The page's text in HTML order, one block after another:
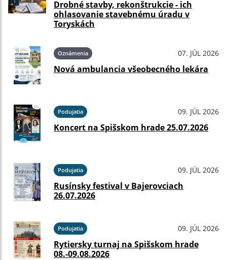
Drobné stavby, rekonštrukcie - ich
ohlasovanie stavebnému úradu v
Toryskách
Oznámenia 07. JÚL 2026
Nová ambulancia všeobecného lekára
Podujatia 09. JÚL 2026
Koncert na Spišskom hrade 25.07.2026
Podujatia 09. JÚL 2026
Rusínsky festival v Bajerovciach
26.07.2026
Podujatia 09. JÚL 2026
Rytiersky turnaj na Spišskom hrade
08.-09.08.2026